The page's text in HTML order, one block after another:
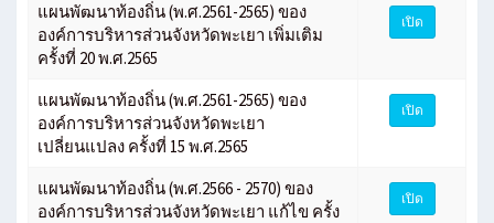
แผนพัฒนาท้องถิ่น (พ.ศ.2561-2565) ของ
องค์การบริหารส่วนจังหวัดพะเยา เพิ่มเติม
ครั้งที่ 20 พ.ศ.2565
เปิด
แผนพัฒนาท้องถิ่น (พ.ศ.2561-2565) ของ
องค์การบริหารส่วนจังหวัดพะเยา
เปลี่ยนแปลง ครั้งที่ 15 พ.ศ.2565
เปิด
แผนพัฒนาท้องถิ่น (พ.ศ.2566 - 2570) ของ
องค์การบริหารส่วนจังหวัดพะเยา แก้ไข ครั้ง
เปิด